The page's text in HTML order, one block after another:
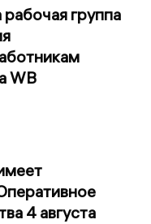
группа
WB
4 августа